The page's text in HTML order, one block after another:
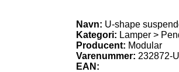
Navn: U-shape
Kategori: Lamper >
Producent: Modular
Varenummer: 232872-
EAN: